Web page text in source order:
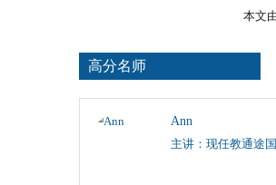
本文
高分名师
Ann
主讲：现任教通途